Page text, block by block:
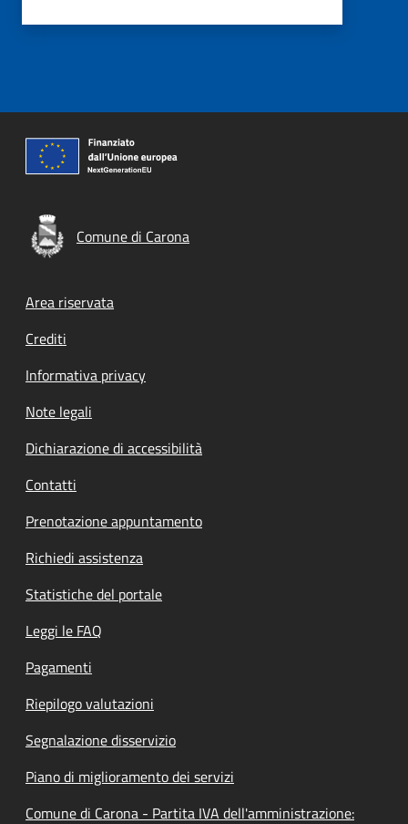
Comune di Carona
Footer menu
Area riservata
Crediti
Informativa privacy
Note legali
Dichiarazione di accessibilità
Contatti
Prenotazione appuntamento
Richiedi assistenza
Statistiche del portale
Leggi le FAQ
Pagamenti
Riepilogo valutazioni
Segnalazione disservizio
Piano di miglioramento dei servizi
Comune di Carona - Partita IVA dell'amministrazione: